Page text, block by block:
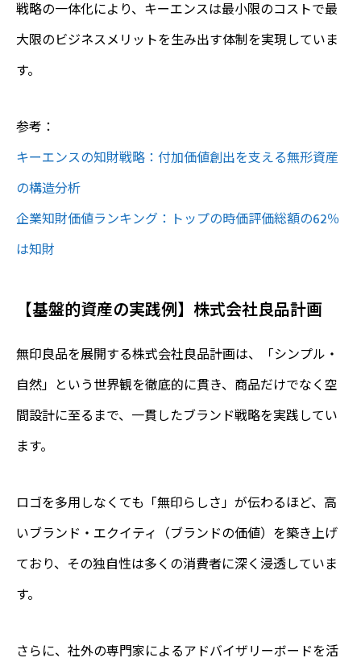
戦略の一体化により、キーエンスは最小限のコストで最
大限のビジネスメリットを生み出す体制を実現していま
す。
参考：
キーエンスの知財戦略：付加価値創出を支える無形資産
の構造分析
企業知財価値ランキング：トップの時価評価総額の62％
は知財
【基盤的資産の実践例】株式会社良品計画
無印良品を展開する株式会社良品計画は、「シンプル・
自然」という世界観を徹底的に貫き、商品だけでなく空
間設計に至るまで、一貫したブランド戦略を実践してい
ます。
ロゴを多用しなくても「無印らしさ」が伝わるほど、高
いブランド・エクイティ（ブランドの価値）を築き上げ
ており、その独自性は多くの消費者に深く浸透していま
す。
さらに、社外の専門家によるアドバイザリーボードを活